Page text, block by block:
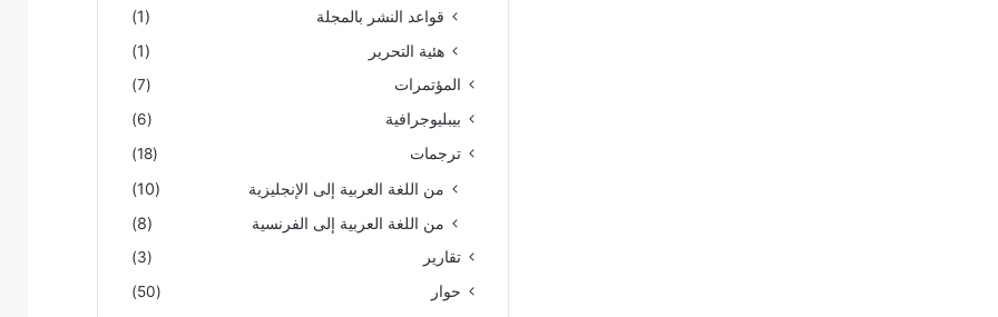
قواعد النشر بالمجلة
(1)
هئية التحرير
(1)
المؤتمرات
(7)
بيبليوجرافية
(6)
ترجمات
(18)
من اللغة العربية إلى الإنجليزية
(10)
من اللغة العربية إلى الفرنسية
(8)
تقارير
(3)
حوار
(50)